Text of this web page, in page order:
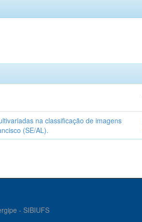
na classificação de imagens
(SE/AL).
- SIBIUFS